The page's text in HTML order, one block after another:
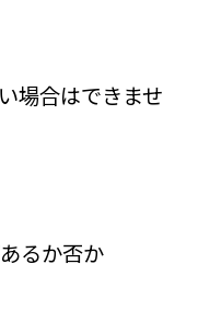
場合はできませ
るか否か